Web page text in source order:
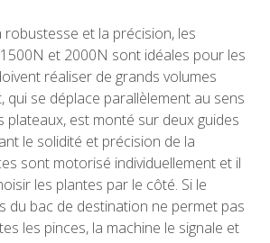
robustesse et la précision, les
et 2000N sont idéales pour les
réaliser de grands volumes
qui se déplace parallèlement au sens
plateaux, est monté sur deux guides
le solidité et précision de la
sont motorisé individuellement et il
les plantes par le côté. Si le
du bac de destination ne permet pas
les pinces, la machine le signale et